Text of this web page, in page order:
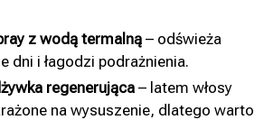
z wodą termalną – odświeża
dni i łagodzi podrażnienia.
regenerująca – latem włosy
na wysuszenie, dlatego warto